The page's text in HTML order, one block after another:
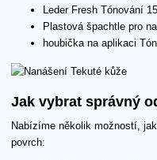
Leder Fresh Tónování
Plastová špachtle pro
houbička na aplikaci
Jak vybrat správný
Nabízíme několik možností,
povrch: